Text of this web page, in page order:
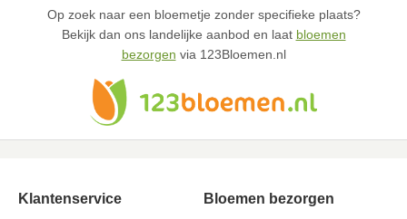
Op zoek naar een bloemetje zonder specifieke plaats?
Bekijk dan ons landelijke aanbod en laat bloemen
bezorgen via 123Bloemen.nl
Klantenservice Bloemen bezorgen